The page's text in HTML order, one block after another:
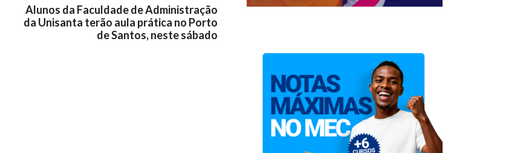
Alunos da Faculdade de Administração
da Unisanta terão aula prática no Porto
de Santos, neste sábado